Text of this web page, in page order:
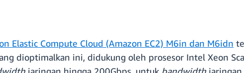
Elastic Compute Cloud (Amazon EC2) M6in dan M6idn
dioptimalkan ini, didukung oleh prosesor Intel Xeon